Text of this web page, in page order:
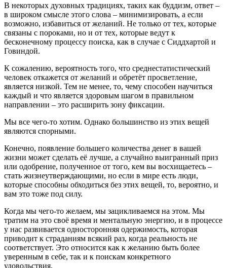
В некоторых духовных традициях, таких как буддизм, ответ –
в широком смысле этого слова – минимизировать, а если
возможно, избавиться от желаний. Не только от тех, которые
связаны с пороками, но и от тех, которые ведут к
бесконечному процессу поиска, как в случае с Сиддхартой и
Говиндой.
К сожалению, вероятность того, что среднестатистический
человек откажется от желаний и обретёт просветление,
является низкой. Тем не менее, то, чему способен научиться
каждый и что является здоровым шагом в правильном
направлении – это расширить зону фиксации.
Мы все чего-то хотим. Однако большинство из этих вещей
являются спорными.
Конечно, появление большего количества денег в вашей
жизни может сделать её лучше, а случайно выигранный приз
или одобрение, полученное от того, кем вы восхищаетесь –
стать жизнеутверждающими, но если в мире есть люди,
которые способны обходиться без этих вещей, то, вероятно, и
вам это тоже под силу.
Когда мы чего-то желаем, мы зацикливаемся на этом. Мы
тратим на это своё время и ментальную энергию, и в процессе
у нас развивается односторонняя одержимость, которая
приводит к страданиям всякий раз, когда реальность не
соответствует. Это относится как к желанию быть более
уверенным в себе, так и к поискам конкретного
удовольствия.